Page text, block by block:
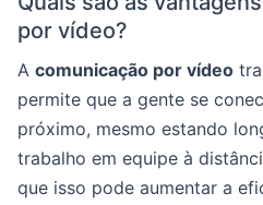
por vídeo?
A comunicação por vídeo
permite que a gente se
próximo, mesmo estando
trabalho em equipe à
que isso pode aumentar a